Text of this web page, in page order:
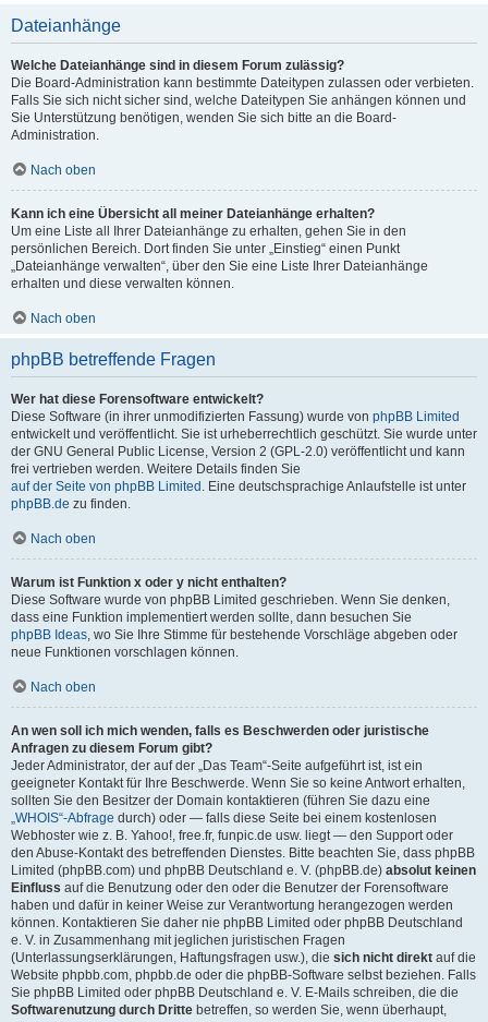
Dateianhänge
Welche Dateianhänge sind in diesem Forum zulässig?
Die Board-Administration kann bestimmte Dateitypen zulassen oder verbieten.
Falls Sie sich nicht sicher sind, welche Dateitypen Sie anhängen können und
Sie Unterstützung benötigen, wenden Sie sich bitte an die Board-
Administration.
Nach oben
Kann ich eine Übersicht all meiner Dateianhänge erhalten?
Um eine Liste all Ihrer Dateianhänge zu erhalten, gehen Sie in den
persönlichen Bereich. Dort finden Sie unter „Einstieg“ einen Punkt
„Dateianhänge verwalten“, über den Sie eine Liste Ihrer Dateianhänge
erhalten und diese verwalten können.
Nach oben
phpBB betreffende Fragen
Wer hat diese Forensoftware entwickelt?
Diese Software (in ihrer unmodifizierten Fassung) wurde von phpBB Limited
entwickelt und veröffentlicht. Sie ist urheberrechtlich geschützt. Sie wurde unter
der GNU General Public License, Version 2 (GPL-2.0) veröffentlicht und kann
frei vertrieben werden. Weitere Details finden Sie
auf der Seite von phpBB Limited . Eine deutschsprachige Anlaufstelle ist unter
phpBB.de zu finden.
Nach oben
Warum ist Funktion x oder y nicht enthalten?
Diese Software wurde von phpBB Limited geschrieben. Wenn Sie denken,
dass eine Funktion implementiert werden sollte, dann besuchen Sie
phpBB Ideas, wo Sie Ihre Stimme für bestehende Vorschläge abgeben oder
neue Funktionen vorschlagen können.
Nach oben
An wen soll ich mich wenden, falls es Beschwerden oder juristische
Anfragen zu diesem Forum gibt?
Jeder Administrator, der auf der „Das Team“-Seite aufgeführt ist, ist ein
geeigneter Kontakt für Ihre Beschwerde. Wenn Sie so keine Antwort erhalten,
sollten Sie den Besitzer der Domain kontaktieren (führen Sie dazu eine
„WHOIS“-Abfrage durch) oder — falls diese Seite bei einem kostenlosen
Webhoster wie z. B. Yahoo!, free.fr, funpic.de usw. liegt — den Support oder
den Abuse-Kontakt des betreffenden Dienstes. Bitte beachten Sie, dass phpBB
Limited (phpBB.com) und phpBB Deutschland e. V. (phpBB.de) absolut keinen
Einfluss auf die Benutzung oder den oder die Benutzer der Forensoftware
haben und dafür in keiner Weise zur Verantwortung herangezogen werden
können. Kontaktieren Sie daher nie phpBB Limited oder phpBB Deutschland
e. V. in Zusammenhang mit jeglichen juristischen Fragen
(Unterlassungserklärungen, Haftungsfragen usw.), die sich nicht direkt auf die
Website phpbb.com, phpbb.de oder die phpBB-Software selbst beziehen. Falls
Sie phpBB Limited oder phpBB Deutschland e. V. E-Mails schreiben, die die
Softwarenutzung durch Dritte betreffen, so werden Sie, wenn überhaupt,